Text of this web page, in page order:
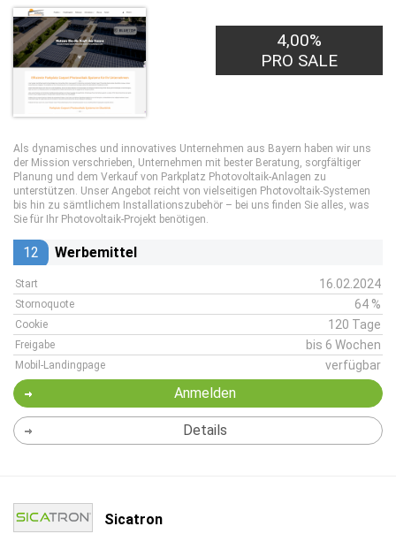
4,00%
PRO SALE
Als dynamisches und innovatives Unternehmen aus Bayern haben wir uns
der Mission verschrieben, Unternehmen mit bester Beratung, sorgfältiger
Planung und dem Verkauf von Parkplatz Photovoltaik-Anlagen zu
unterstützen. Unser Angebot reicht von vielseitigen Photovoltaik-Systemen
bis hin zu sämtlichem Installationszubehör – bei uns finden Sie alles, was
Sie für Ihr Photovoltaik-Projekt benötigen.
12 Werbemittel
Start 16.02.2024
Stornoquote 64 %
Cookie 120 Tage
Freigabe bis 6 Wochen
Mobil-Landingpage verfügbar
Anmelden
Details
Sicatron